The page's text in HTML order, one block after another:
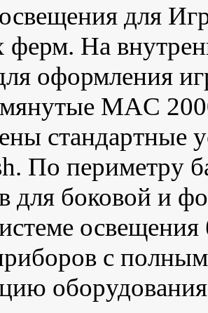
для
ферм. На
оформления
MAC
стандартные
По периметру
для боковой и
с